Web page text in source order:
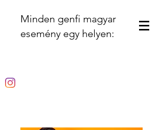
Minden genfi magyar
esemény egy helyen: